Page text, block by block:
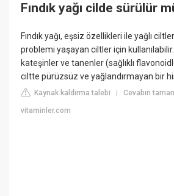
Fındık yağı cilde sürülür
Fındık yağı, eşsiz özellikleri ile yağlı
problemi yaşayan ciltler için
kateşinler ve tanenler (sağlıklı
ciltte pürüzsüz ve yağlandırmayan bir his
Kaynak kaldırma talebi |Cevabın
vitaminler.com